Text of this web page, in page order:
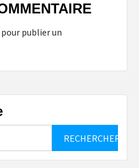
pour publier un